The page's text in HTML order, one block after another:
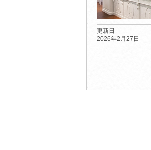
更新日
2026年2月27日